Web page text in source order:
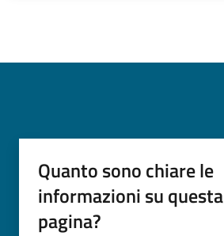
Quanto sono chiare le
informazioni su questa
pagina?